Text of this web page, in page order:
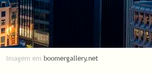
Imagem emboomergallery.net